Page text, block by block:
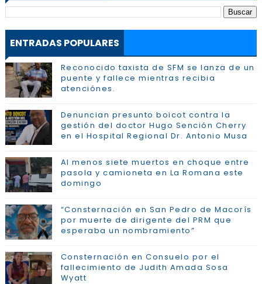
ENTRADAS POPULARES
Reconocido taxista de SFM se lanza de un
puente y fallece mientras recibia
atenciónes.
Denuncian presunto boicot contra la
gestión del doctor Hugo Sención Cherry
en el Hospital Regional Dr. Antonio Musa
Al menos siete muertos en choque entre
pasola y camioneta en La Romana este
domingo
“Consternación en San Pedro de Macorís
por muerte de dirigente del PRM que
esperaba un nombramiento”
Consternación en Consuelo por el
fallecimiento de Judith Amada Sosa
Wyatt